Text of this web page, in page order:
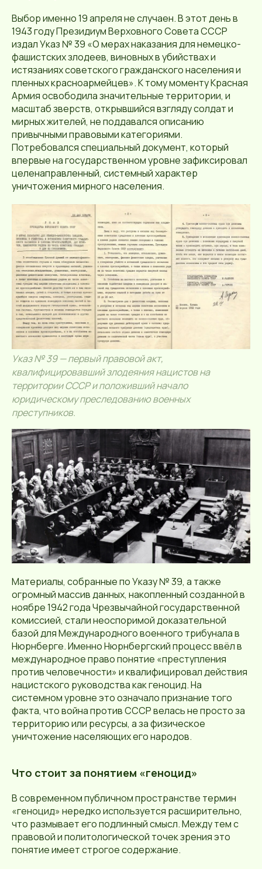
Выбор именно 19 апреля не случаен. В этот день в
1943 году Президиум Верховного Совета СССР
издал Указ № 39 «О мерах наказания для немецко-
фашистских злодеев, виновных в убийствах и
истязаниях советского гражданского населения и
пленных красноармейцев». К тому моменту Красная
Армия освободила значительные территории, и
масштаб зверств, открывшийся взгляду солдат и
мирных жителей, не поддавался описанию
привычными правовыми категориями.
Потребовался специальный документ, который
впервые на государственном уровне зафиксировал
целенаправленный, системный характер
уничтожения мирного населения.
Указ № 39 — первый правовой акт,
квалифицировавший злодеяния нацистов на
территории СССР и положивший начало
юридическому преследованию военных
преступников.
Материалы, собранные по Указу № 39, а также
огромный массив данных, накопленный созданной в
ноябре 1942 года Чрезвычайной государственной
комиссией, стали неоспоримой доказательной
базой для Международного военного трибунала в
Нюрнберге. Именно Нюрнбергский процесс ввёл в
международное право понятие «преступления
против человечности» и квалифицировал действия
нацистского руководства как геноцид. На
системном уровне это означало признание того
факта, что война против СССР велась не просто за
территорию или ресурсы, а за физическое
уничтожение населяющих его народов.
Что стоит за понятием «геноцид»
В современном публичном пространстве термин
«геноцид» нередко используется расширительно,
что размывает его подлинный смысл. Между тем с
правовой и политологической точек зрения это
понятие имеет строгое содержание.